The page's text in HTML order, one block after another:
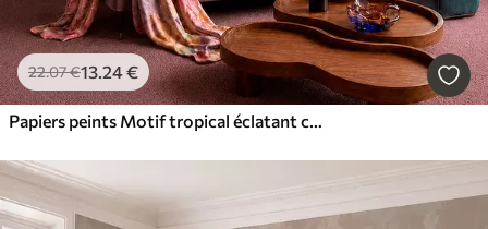
22.07€13.24€
Papiers peints Motif tropical éclatant composé de fleurs, de feuilles et de fruits colorés